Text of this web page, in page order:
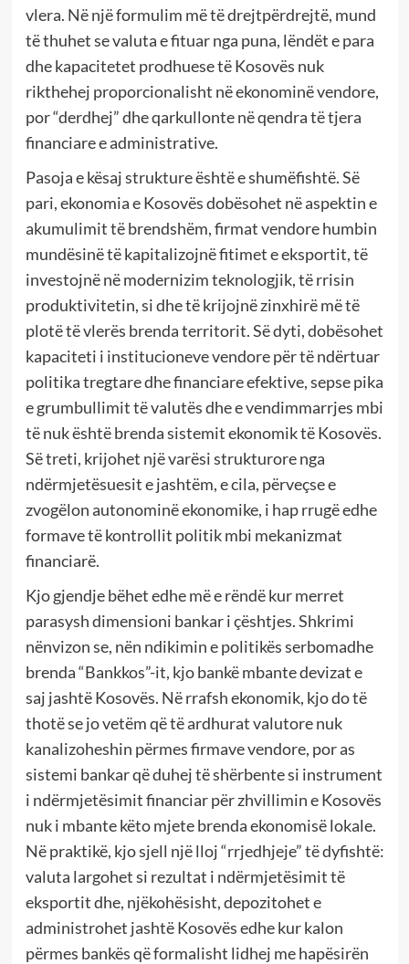
vlera. Në një formulim më të drejtpërdrejtë, mund
të thuhet se valuta e fituar nga puna, lëndët e para
dhe kapacitetet prodhuese të Kosovës nuk
rikthehej proporcionalisht në ekonominë vendore,
por “derdhej” dhe qarkullonte në qendra të tjera
financiare e administrative.
Pasoja e kësaj strukture është e shumëfishtë. Së
pari, ekonomia e Kosovës dobësohet në aspektin e
akumulimit të brendshëm, firmat vendore humbin
mundësinë të kapitalizojnë fitimet e eksportit, të
investojnë në modernizim teknologjik, të rrisin
produktivitetin, si dhe të krijojnë zinxhirë më të
plotë të vlerës brenda territorit. Së dyti, dobësohet
kapaciteti i institucioneve vendore për të ndërtuar
politika tregtare dhe financiare efektive, sepse pika
e grumbullimit të valutës dhe e vendimmarrjes mbi
të nuk është brenda sistemit ekonomik të Kosovës.
Së treti, krijohet një varësi strukturore nga
ndërmjetësuesit e jashtëm, e cila, përveçse e
zvogëlon autonominë ekonomike, i hap rrugë edhe
formave të kontrollit politik mbi mekanizmat
financiarë.
Kjo gjendje bëhet edhe më e rëndë kur merret
parasysh dimensioni bankar i çështjes. Shkrimi
nënvizon se, nën ndikimin e politikës serbomadhe
brenda “Bankkos”-it, kjo bankë mbante devizat e
saj jashtë Kosovës. Në rrafsh ekonomik, kjo do të
thotë se jo vetëm që të ardhurat valutore nuk
kanalizoheshin përmes firmave vendore, por as
sistemi bankar që duhej të shërbente si instrument
i ndërmjetësimit financiar për zhvillimin e Kosovës
nuk i mbante këto mjete brenda ekonomisë lokale.
Në praktikë, kjo sjell një lloj “rrjedhjeje” të dyfishtë:
valuta largohet si rezultat i ndërmjetësimit të
eksportit dhe, njëkohësisht, depozitohet e
administrohet jashtë Kosovës edhe kur kalon
përmes bankës që formalisht lidhej me hapësirën